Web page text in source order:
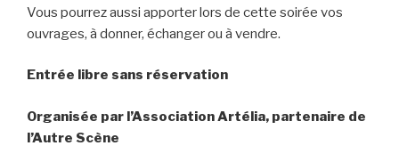
Vous pourrez aussi apporter lors de cette soirée vos
ouvrages, à donner, échanger ou à vendre.
Entrée libre sans réservation
Organisée par l’Association Artélia, partenaire de
l’Autre Scène